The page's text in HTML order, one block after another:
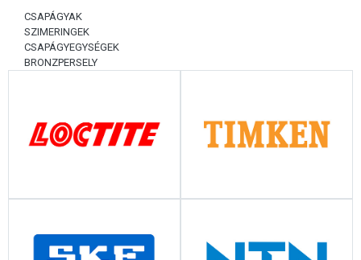
CSAPÁGYAK
SZIMERINGEK
CSAPÁGYEGYSÉGEK
BRONZPERSELY